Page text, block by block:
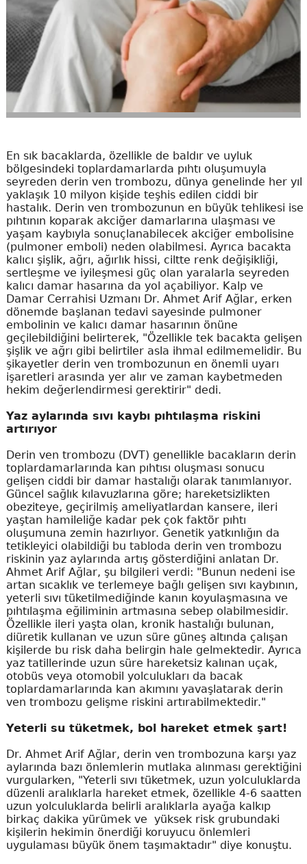
En sık bacaklarda, özellikle de baldır ve uyluk
bölgesindeki toplardamarlarda pıhtı oluşumuyla
seyreden derin ven trombozu, dünya genelinde her yıl
yaklaşık 10 milyon kişide teşhis edilen ciddi bir
hastalık. Derin ven trombozunun en büyük tehlikesi ise
pıhtının koparak akciğer damarlarına ulaşması ve
yaşam kaybıyla sonuçlanabilecek akciğer embolisine
(pulmoner emboli) neden olabilmesi. Ayrıca bacakta
kalıcı şişlik, ağrı, ağırlık hissi, ciltte renk değişikliği,
sertleşme ve iyileşmesi güç olan yaralarla seyreden
kalıcı damar hasarına da yol açabiliyor. Kalp ve
Damar Cerrahisi Uzmanı Dr. Ahmet Arif Ağlar, erken
dönemde başlanan tedavi sayesinde pulmoner
embolinin ve kalıcı damar hasarının önüne
geçilebildiğini belirterek, "Özellikle tek bacakta gelişen
şişlik ve ağrı gibi belirtiler asla ihmal edilmemelidir. Bu
şikayetler derin ven trombozunun en önemli uyarı
işaretleri arasında yer alır ve zaman kaybetmeden
hekim değerlendirmesi gerektirir" dedi.
Yaz aylarında sıvı kaybı pıhtılaşma riskini
artırıyor
Derin ven trombozu (DVT) genellikle bacakların derin
toplardamarlarında kan pıhtısı oluşması sonucu
gelişen ciddi bir damar hastalığı olarak tanımlanıyor.
Güncel sağlık kılavuzlarına göre; hareketsizlikten
obeziteye, geçirilmiş ameliyatlardan kansere, ileri
yaştan hamileliğe kadar pek çok faktör pıhtı
oluşumuna zemin hazırlıyor. Genetik yatkınlığın da
tetikleyici olabildiği bu tabloda derin ven trombozu
riskinin yaz aylarında artış gösterdiğini anlatan Dr.
Ahmet Arif Ağlar, şu bilgileri verdi: "Bunun nedeni ise
artan sıcaklık ve terlemeye bağlı gelişen sıvı kaybının,
yeterli sıvı tüketilmediğinde kanın koyulaşmasına ve
pıhtılaşma eğiliminin artmasına sebep olabilmesidir.
Özellikle ileri yaşta olan, kronik hastalığı bulunan,
diüretik kullanan ve uzun süre güneş altında çalışan
kişilerde bu risk daha belirgin hale gelmektedir. Ayrıca
yaz tatillerinde uzun süre hareketsiz kalınan uçak,
otobüs veya otomobil yolculukları da bacak
toplardamarlarında kan akımını yavaşlatarak derin
ven trombozu gelişme riskini artırabilmektedir."
Yeterli su tüketmek, bol hareket etmek şart!
Dr. Ahmet Arif Ağlar, derin ven trombozuna karşı yaz
aylarında bazı önlemlerin mutlaka alınması gerektiğini
vurgularken, "Yeterli sıvı tüketmek, uzun yolculuklarda
düzenli aralıklarla hareket etmek, özellikle 4-6 saatten
uzun yolculuklarda belirli aralıklarla ayağa kalkıp
birkaç dakika yürümek ve yüksek risk grubundaki
kişilerin hekimin önerdiği koruyucu önlemleri
uygulaması büyük önem taşımaktadır" diye konuştu.